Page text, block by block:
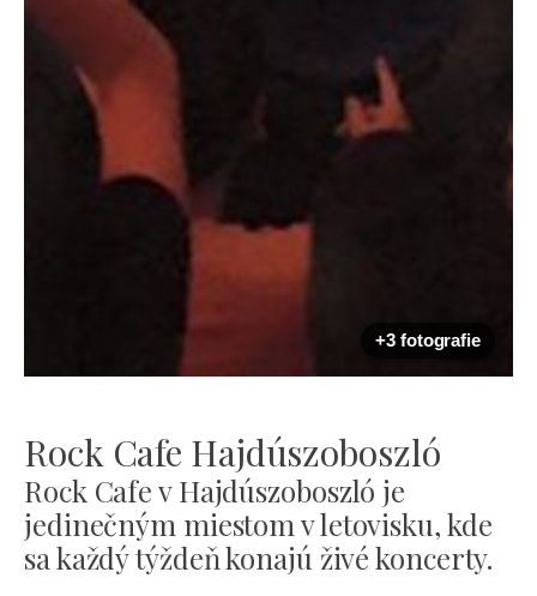
+3 fotografie
Rock Cafe Hajdúszoboszló
Rock Cafe v Hajdúszoboszló je
jedinečným miestom v letovisku, kde
sa každý týždeň konajú živé koncerty.